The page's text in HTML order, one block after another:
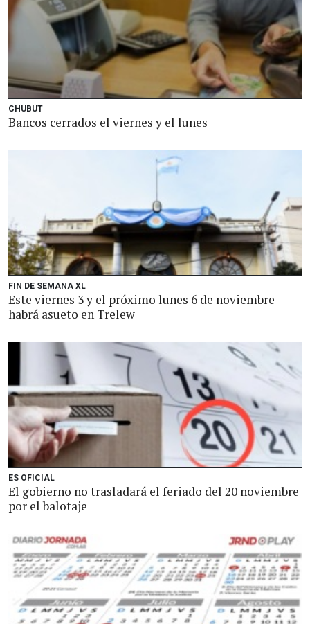
CHUBUT
Bancos cerrados el viernes y el lunes
FIN DE SEMANA XL
Este viernes 3 y el próximo lunes 6 de noviembre
habrá asueto en Trelew
ES OFICIAL
El gobierno no trasladará el feriado del 20 noviembre
por el balotaje